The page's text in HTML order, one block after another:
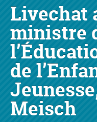
Livechat
ministre
de
Meisch